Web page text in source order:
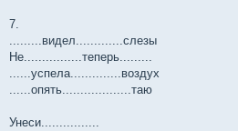
7.
.........видел.............слезы
Не................теперь.........
......успела..............воздух
......опять...................таю
Унеси................